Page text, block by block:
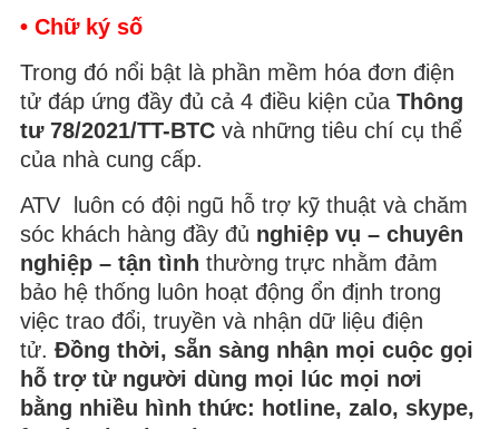
• Chữ ký số
Trong đó nổi bật là phần mềm hóa đơn điện
tử đáp ứng đầy đủ cả 4 điều kiện của Thông
tư 78/2021/TT-BTC và những tiêu chí cụ thể
của nhà cung cấp.
ATV luôn có đội ngũ hỗ trợ kỹ thuật và chăm
sóc khách hàng đầy đủ nghiệp vụ – chuyên
nghiệp – tận tình thường trực nhằm đảm
bảo hệ thống luôn hoạt động ổn định trong
việc trao đổi, truyền và nhận dữ liệu điện
tử. Đồng thời, sẵn sàng nhận mọi cuộc gọi
hỗ trợ từ người dùng mọi lúc mọi nơi
bằng nhiều hình thức: hotline, zalo, skype,